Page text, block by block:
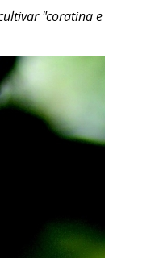
"coratina e